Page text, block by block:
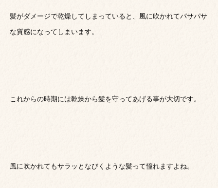
髪がダメージで乾燥してしまっていると、風に吹かれてパサパサ
な質感になってしまいます。
これからの時期には乾燥から髪を守ってあげる事が大切です。
風に吹かれてもサラッとなびくような髪って憧れますよね。